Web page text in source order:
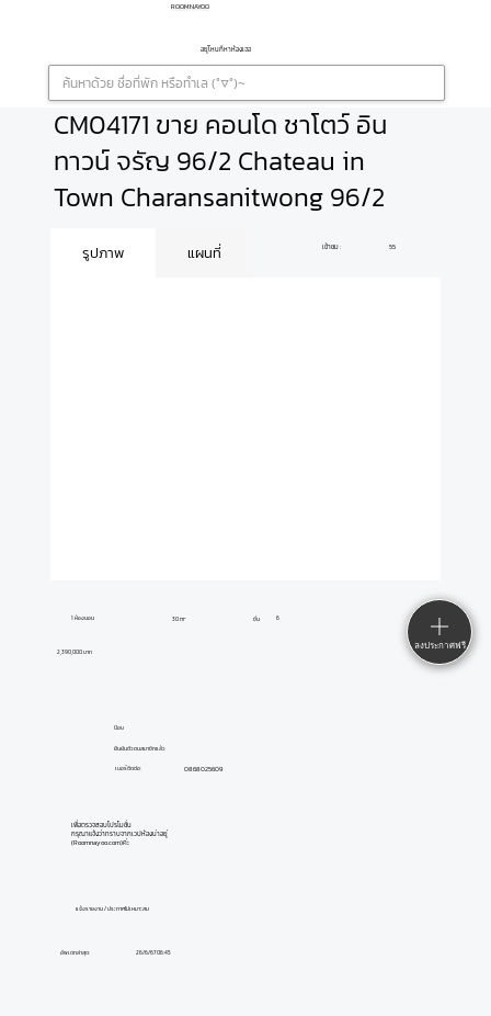
ROOMNAYOO
อยู่ไหนก็หาห้องเจอ
CM04171 ขาย คอนโด ชาโตว์ อิน
ทาวน์ จรัญ 96/2 Chateau in
Town Charansanitwong 96/2
ปีอบ
เบอร์ติดต่อ:
ยืนยันตัวตนสมาชิกแล้ว
อัพเดทล่าสุด: 26/6/67 06:45
0868025609
เพื่อตรวจสอบโปรโมชั่น
กรุณาแจ้งว่าทราบจากเวปห้องน่าอยู่
(Roomnayoo.com)ค่ะ
แจ้งรายงาน / ประกาศไม่เหมาะสม
1 ห้องนอน 6
ชั้น
30 m²
2,390,000 บาท
รูปภาพ แผนที่ เข้าชม : 55
ลงประกาศฟรี